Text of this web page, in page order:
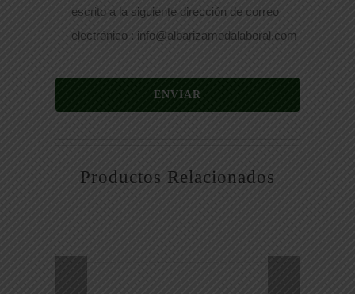
escrito a la siguiente dirección de correo
electrónico : info@albarizamodalaboral.com
ENVIAR
Productos Relacionados